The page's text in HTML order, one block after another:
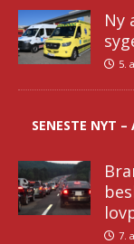
Ny
5.
SENESTE NYT
7.